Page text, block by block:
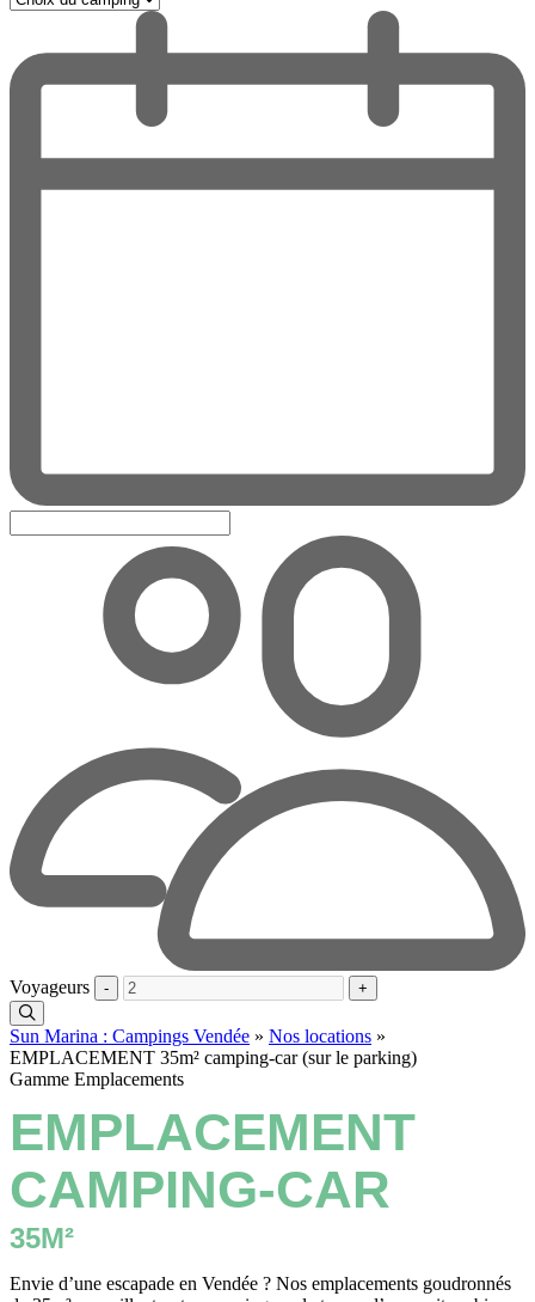
Voyageurs - +
Sun Marina : Campings Vendée » Nos locations »
EMPLACEMENT 35m² camping-car (sur le parking)
Gamme Emplacements
EMPLACEMENT
CAMPING-CAR
35M²
Envie d’une escapade en Vendée ? Nos emplacements goudronnés